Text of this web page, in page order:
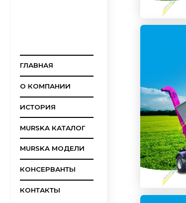
ГЛАВНАЯ
О КОМПАНИИ
ИСТОРИЯ
MURSKA КАТАЛОГ
MURSKA МОДЕЛИ
КОНСЕРВАНТЫ
КОНТАКТЫ